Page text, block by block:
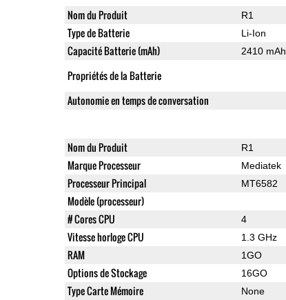
Nom du Produit R1
Type de Batterie Li-Ion
Capacité Batterie (mAh) 2410 mAh
Propriétés de la Batterie
Autonomie en temps de conversation
Nom du Produit R1
Marque Processeur Mediatek
Processeur Principal MT6582
Modèle (processeur)
# Cores CPU 4
Vitesse horloge CPU 1.3 GHz
RAM 1GO
Options de Stockage 16GO
Type Carte Mémoire None